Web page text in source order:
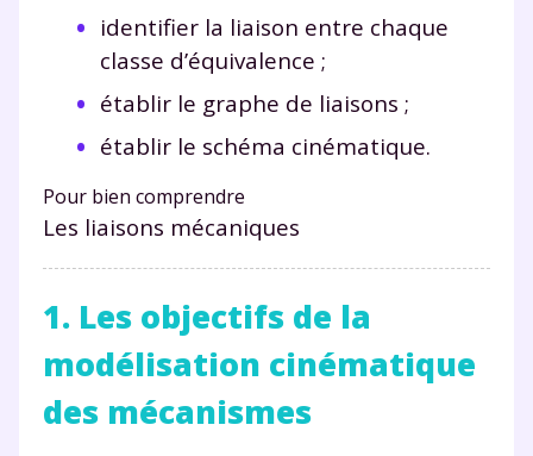
identifier la liaison entre chaque
classe d’équivalence ;
établir le graphe de liaisons ;
établir le schéma cinématique.
Pour bien comprendre
Les liaisons mécaniques
1. Les objectifs de la
modélisation cinématique
des mécanismes